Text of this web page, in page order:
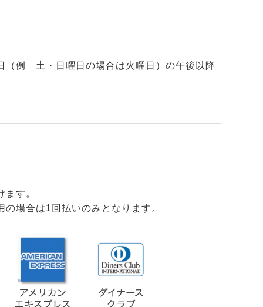
（例 土・日曜日の場合は火曜日）の午後以降
す。
場合は1回払いのみとなります。